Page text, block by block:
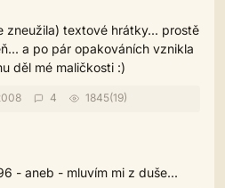
zneužila) textové hrátky... prostě
a po pár opakováních vznikla
děl mé maličkosti :)
4 1845(19)
- aneb - mluvím mi z duše...